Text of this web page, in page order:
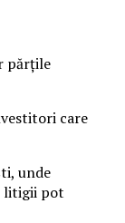
părțile
care
unde
litigii pot